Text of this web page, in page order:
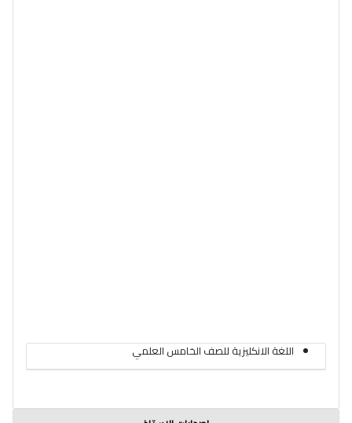
اللغة الانكليزية للصف الخامس العلمي